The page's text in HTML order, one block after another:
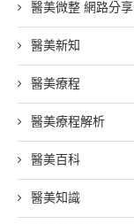
醫美微整 網路分享
醫美新知
醫美療程
醫美療程解析
醫美百科
醫美知識